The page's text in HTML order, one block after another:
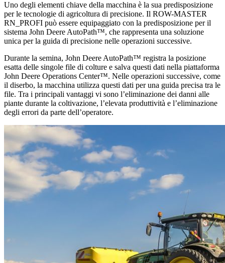
Uno degli elementi chiave della macchina è la sua predisposizione
per le tecnologie di agricoltura di precisione. Il ROW-MASTER
RN_PROFI può essere equipaggiato con la predisposizione per il
sistema John Deere AutoPath™, che rappresenta una soluzione
unica per la guida di precisione nelle operazioni successive.
Durante la semina, John Deere AutoPath™ registra la posizione
esatta delle singole file di colture e salva questi dati nella piattaforma
John Deere Operations Center™. Nelle operazioni successive, come
il diserbo, la macchina utilizza questi dati per una guida precisa tra le
file. Tra i principali vantaggi vi sono l’eliminazione dei danni alle
piante durante la coltivazione, l’elevata produttività e l’eliminazione
degli errori da parte dell’operatore.